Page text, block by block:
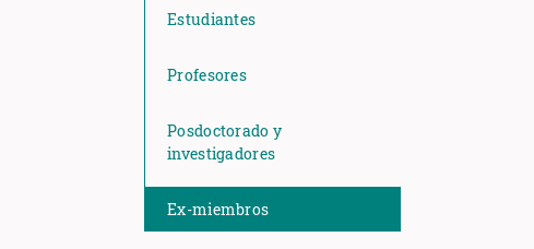
Estudiantes
Profesores
Posdoctorado y
investigadores
Ex-miembros